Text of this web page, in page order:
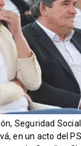
Seguridad
en un acto del